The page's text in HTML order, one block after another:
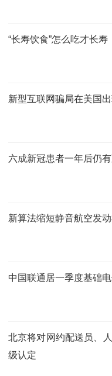
“长寿饮食”怎么吃才长寿
新型互联网骗局在美国
六成新冠患者一年后仍
新算法缩短静音航空发
中国联通居一季度基础
北京将对网约配送员、
级认定